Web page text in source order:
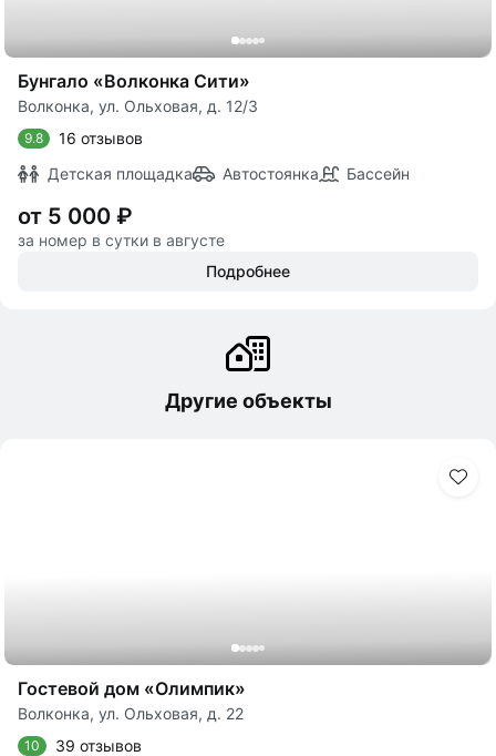
Бунгало «Волконка Сити»
Волконка, ул. Ольховая, д. 12/3
9.8
16 отзывов
Детская площадка
Автостоянка Бассейн
от 5 000 ₽
за номер в сутки в августе
Подробнее
Другие объекты
Гостевой дом «Олимпик»
Волконка, ул. Ольховая, д. 22
10
39 отзывов